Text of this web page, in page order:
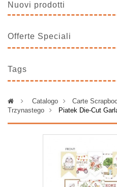
Nuovi prodotti
Offerte Speciali
Tags
> Catalogo > Carte
Trzynastego
> Piatek Die-Cut